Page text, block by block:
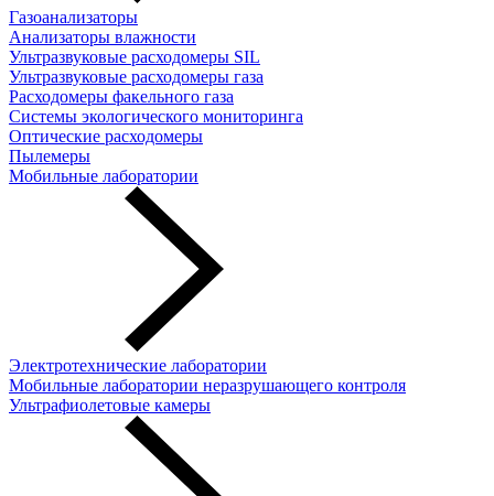
Газоанализаторы
Анализаторы влажности
Ультразвуковые расходомеры SIL
Ультразвуковые расходомеры газа
Расходомеры факельного газа
Системы экологического мониторинга
Оптические расходомеры
Пылемеры
Мобильные лаборатории
Электротехнические лаборатории
Мобильные лаборатории неразрушающего контроля
Ультрафиолетовые камеры